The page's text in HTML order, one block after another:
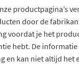
productpagina’s
door de
voordat je het
hebt. De
en kan niet altijd het